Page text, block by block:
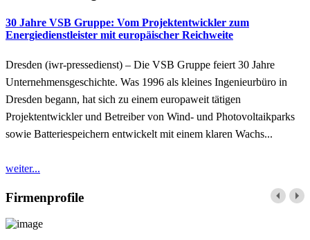
30 Jahre VSB Gruppe: Vom Projektentwickler zum
Energiedienstleister mit europäischer Reichweite
Dresden (iwr-pressedienst) – Die VSB Gruppe feiert 30 Jahre
Unternehmensgeschichte. Was 1996 als kleines Ingenieurbüro in
Dresden begann, hat sich zu einem europaweit tätigen
Projektentwickler und Betreiber von Wind- und Photovoltaikparks
sowie Batteriespeichern entwickelt mit einem klaren Wachs...
weiter...
Firmenprofile